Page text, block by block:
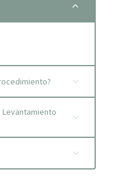
Levantamiento